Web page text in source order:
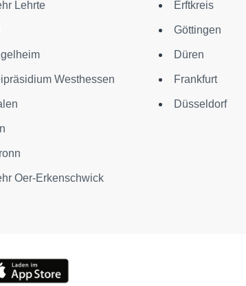
Lehrte
Westhessen
Oer-Erkenschwick
Erftkreis
Göttingen
Düren
Frankfurt
Düsseldorf